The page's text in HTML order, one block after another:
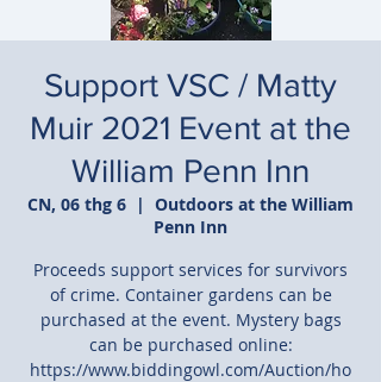
Support VSC / Matty
Muir 2021 Event at the
William Penn Inn
CN, 06 thg 6
  |
Outdoors at the William
Penn Inn
Proceeds support services for survivors
of crime. Container gardens can be
purchased at the event. Mystery bags
can be purchased online:
https://www.biddingowl.com/Auction/ho